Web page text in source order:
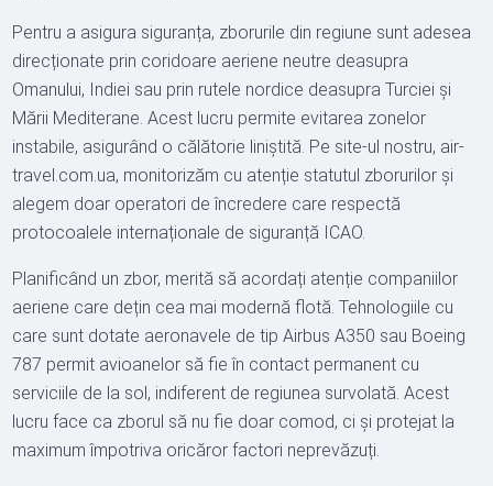
Pentru a asigura siguranța, zborurile din regiune sunt adesea
direcționate prin coridoare aeriene neutre deasupra
Omanului, Indiei sau prin rutele nordice deasupra Turciei și
Mării Mediterane. Acest lucru permite evitarea zonelor
instabile, asigurând o călătorie liniștită. Pe site-ul nostru, air-
travel.com.ua, monitorizăm cu atenție statutul zborurilor și
alegem doar operatori de încredere care respectă
protocoalele internaționale de siguranță ICAO.
Planificând un zbor, merită să acordați atenție companiilor
aeriene care dețin cea mai modernă flotă. Tehnologiile cu
care sunt dotate aeronavele de tip Airbus A350 sau Boeing
787 permit avioanelor să fie în contact permanent cu
serviciile de la sol, indiferent de regiunea survolată. Acest
lucru face ca zborul să nu fie doar comod, ci și protejat la
maximum împotriva oricăror factori neprevăzuți.